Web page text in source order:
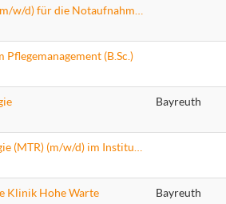
(B.Sc.)
Bayreuth
Klinik Hohe Warte
Bayreuth